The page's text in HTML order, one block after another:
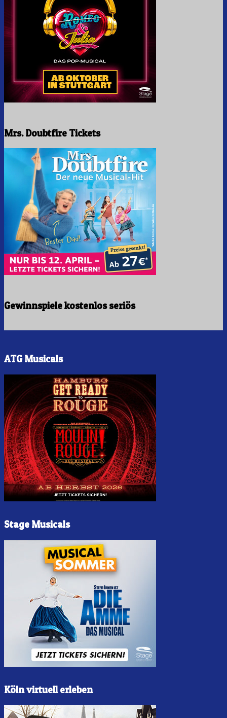
Mrs. Doubtfire Tickets
Gewinnspiele kostenlos seriös
ATG Musicals
Stage Musicals
Köln virtuell erleben